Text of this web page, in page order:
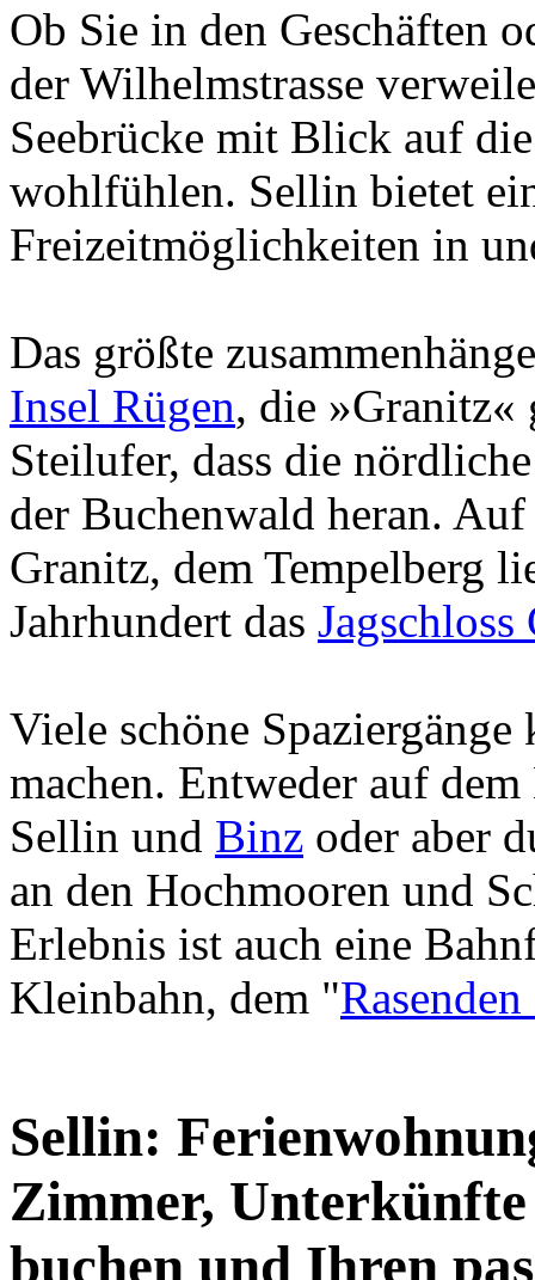
Ob Sie in den Geschäften
der Wilhelmstrasse
Seebrücke mit Blick auf
wohlfühlen. Sellin bietet
Freizeitmöglichkeiten in
Das größte
Insel Rügen, die »Granitz«
Steilufer, dass die
der Buchenwald heran.
Granitz, dem Tempelberg
Jahrhundert das Jagschloss
Viele schöne
machen. Entweder auf
Sellin und Binz oder aber
an den Hochmooren und
Erlebnis ist auch eine
Kleinbahn, dem "
Sellin:
Zimmer, Unterkünfte
buchen und Ihren